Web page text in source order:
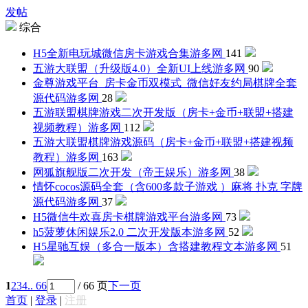
发帖
综合
H5全新电玩城微信房卡游戏合集游多网 141
五游大联盟（升级版4.0）全新UI上线游多网 90
金尊游戏平台_房卡金币双模式_微信好友约局棋牌全套
源代码游多网 28
五游联盟棋牌游戏二次开发版（房卡+金币+联盟+搭建
视频教程） 游多网 112
五游大联盟棋牌游戏源码（房卡+金币+联盟+搭建视频
教程） 游多网 163
网狐旗舰版二次开发（帝王娱乐） 游多网 38
情怀cocos源码全套（含600多款子游戏 ）麻将 扑克 字牌
源代码游多网 37
H5微信牛欢喜房卡棋牌游戏平台游多网 73
h5菠萝休闲娱乐2.0 二次开发版本游多网 52
H5星驰互娱（多合一版本）含搭建教程文本游多网 51
1234.. 66 / 66 页下一页
首页 | 登录 | 注册